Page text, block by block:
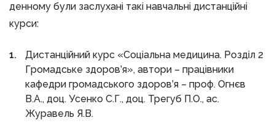
денному були заслухані такі навчальні дистанційні
курси:
Дистанційний курс «Соціальна медицина. Розділ 2
Громадське здоров’я», автори – працівники
кафедри громадського здоров’я – проф. Огнєв
В.А., доц. Усенко С.Г., доц. Трегуб П.О., ас.
Журавель Я.В.